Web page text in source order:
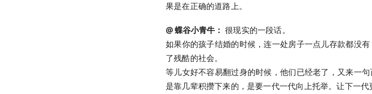
果是在正确的道路上。
@ 蝶谷小青牛： 很现实的一段话。
如果你的孩子结婚的时候，连一处房子一点儿存款都没
了残酷的社会。
等儿女好不容易翻过身的时候，他们已经老了，又来一
是靠几辈积攒下来的，是要一代一代向上托举。让下一代